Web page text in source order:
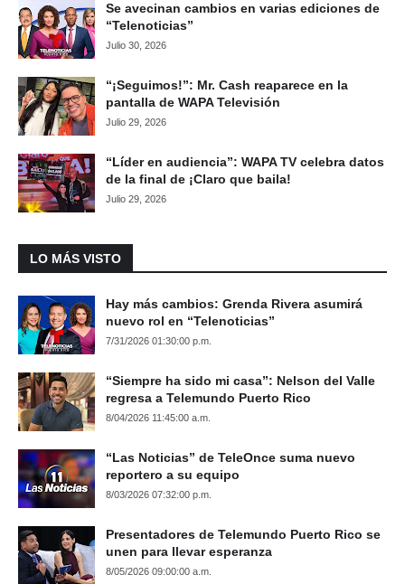
Se avecinan cambios en varias ediciones de
“Telenoticias”
Julio 30, 2026
“¡Seguimos!”: Mr. Cash reaparece en la
pantalla de WAPA Televisión
Julio 29, 2026
“Líder en audiencia”: WAPA TV celebra datos
de la final de ¡Claro que baila!
Julio 29, 2026
LO MÁS VISTO
Hay más cambios: Grenda Rivera asumirá
nuevo rol en “Telenoticias”
7/31/2026 01:30:00 p.m.
“Siempre ha sido mi casa”: Nelson del Valle
regresa a Telemundo Puerto Rico
8/04/2026 11:45:00 a.m.
“Las Noticias” de TeleOnce suma nuevo
reportero a su equipo
8/03/2026 07:32:00 p.m.
Presentadores de Telemundo Puerto Rico se
unen para llevar esperanza
8/05/2026 09:00:00 a.m.